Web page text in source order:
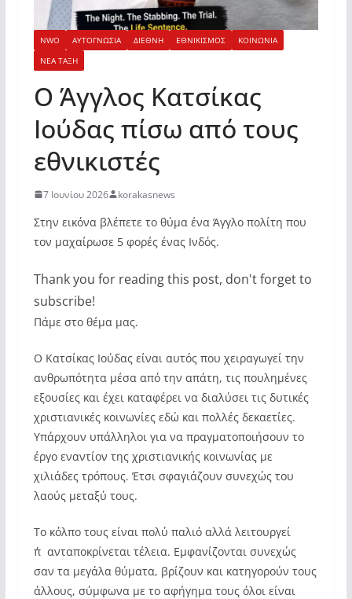
NWO ΑΥΤΟΓΝΩΣΙΑ ΔΙΕΘΝΗ ΕΘΝΙΚΙΣΜΟΣ
ΚΟΙΝΩΝΙΑ
ΝΕΑ ΤΑΞΗ
Ο Άγγλος Κατσίκας
Ιούδας πίσω από τους
εθνικιστές
7 Ιουνίου 2026 korakasnews
Στην εικόνα βλέπετε το θύμα ένα Άγγλο πολίτη που
τον μαχαίρωσε 5 φορές ένας Ινδός.
Thank you for reading this post, don't forget to
subscribe!
Πάμε στο θέμα μας.
Ο Κατσίκας Ιούδας είναι αυτός που χειραγωγεί την
ανθρωπότητα μέσα από την απάτη, τις πουλημένες
εξουσίες και έχει καταφέρει να διαλύσει τις δυτικές
χριστιανικές κοινωνίες εδώ και πολλές δεκαετίες.
Υπάρχουν υπάλληλοι για να πραγματοποιήσουν το
έργο εναντίον της χριστιανικής κοινωνίας με
χιλιάδες τρόπους. Έτσι σφαγιάζουν συνεχώς του
λαούς μεταξύ τους.
Το κόλπο τους είναι πολύ παλιό αλλά λειτουργεί
π΄ανταποκρίνεται τέλεια. Εμφανίζονται συνεχώς
σαν τα μεγάλα θύματα, βρίζουν και κατηγορούν τους
άλλους, σύμφωνα με το αφήγημα τους όλοι είναι